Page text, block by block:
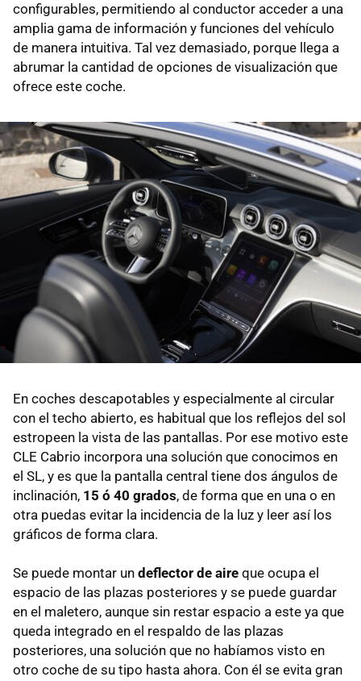
configurables, permitiendo al conductor acceder a una
amplia gama de información y funciones del vehículo
de manera intuitiva. Tal vez demasiado, porque llega a
abrumar la cantidad de opciones de visualización que
ofrece este coche.
En coches descapotables y especialmente al circular
con el techo abierto, es habitual que los reflejos del sol
estropeen la vista de las pantallas. Por ese motivo este
CLE Cabrio incorpora una solución que conocimos en
el SL, y es que la pantalla central tiene dos ángulos de
inclinación, 15 ó 40 grados, de forma que en una o en
otra puedas evitar la incidencia de la luz y leer así los
gráficos de forma clara.
Se puede montar un deflector de aire que ocupa el
espacio de las plazas posteriores y se puede guardar
en el maletero, aunque sin restar espacio a este ya que
queda integrado en el respaldo de las plazas
posteriores, una solución que no habíamos visto en
otro coche de su tipo hasta ahora. Con él se evita gran